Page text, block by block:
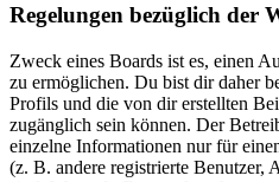
Regelungen bezüglich der
Zweck eines Boards ist es, einen
zu ermöglichen. Du bist dir daher
Profils und die von dir erstellten
zugänglich sein können. Der
einzelne Informationen nur für
(z. B. andere registrierte Benutzer,